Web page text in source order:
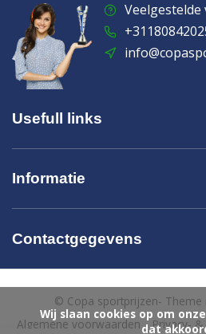
Veelgestelde
Usefull links
Informatie
Contactgegevens
Algemene voorwaarden Privacy-
© Copa sportprijzen- Theme
dat